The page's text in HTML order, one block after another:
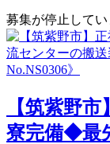
募集が停止してい
【筑紫野
寮完備◆最